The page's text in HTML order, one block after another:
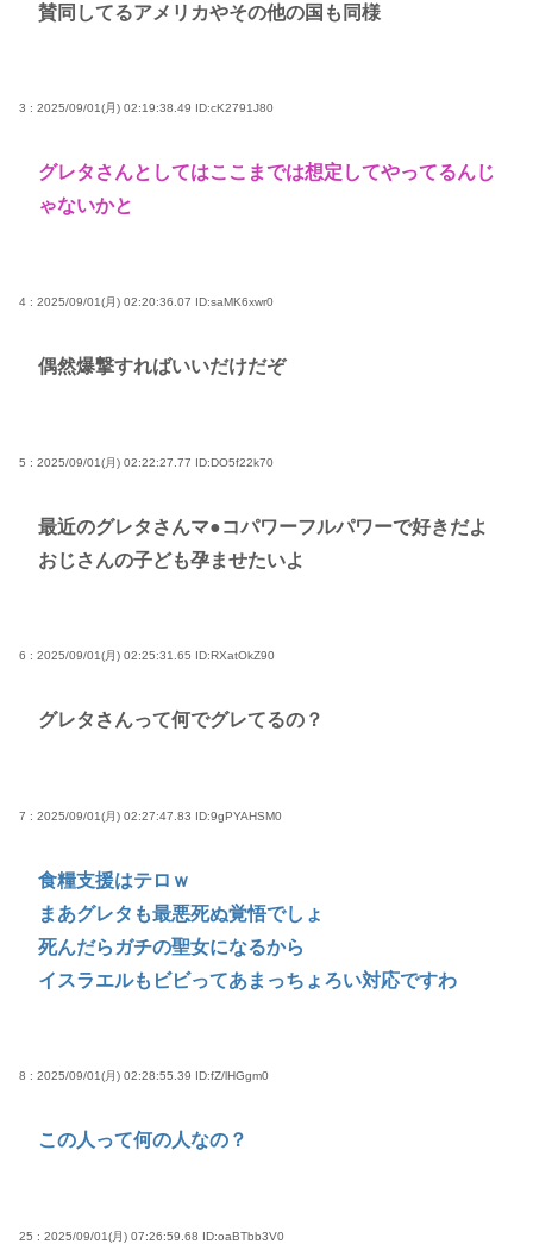
賛同してるアメリカやその他の国も同様
3 : 2025/09/01(月) 02:19:38.49 ID:cK2791J80
グレタさんとしてはここまでは想定してやってるんじ
ゃないかと
4 : 2025/09/01(月) 02:20:36.07 ID:saMK6xwr0
偶然爆撃すればいいだけだぞ
5 : 2025/09/01(月) 02:22:27.77 ID:DO5f22k70
最近のグレタさんマ●コパワーフルパワーで好きだよ
おじさんの子ども孕ませたいよ
6 : 2025/09/01(月) 02:25:31.65 ID:RXatOkZ90
グレタさんって何でグレてるの？
7 : 2025/09/01(月) 02:27:47.83 ID:9gPYAHSM0
食糧支援はテロｗ
まあグレタも最悪死ぬ覚悟でしょ
死んだらガチの聖女になるから
イスラエルもビビってあまっちょろい対応ですわ
8 : 2025/09/01(月) 02:28:55.39 ID:fZ/lHGgm0
この人って何の人なの？
25 : 2025/09/01(月) 07:26:59.68 ID:oaBTbb3V0